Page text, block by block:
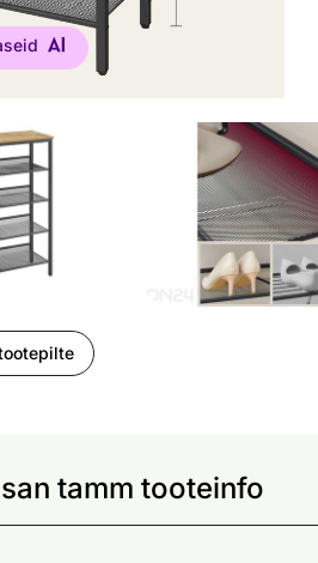
tamm tooteinfo